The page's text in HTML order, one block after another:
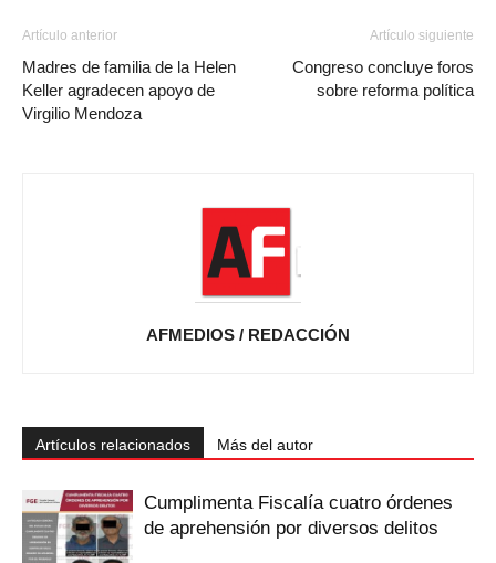
Artículo anterior
Madres de familia de la Helen
Keller agradecen apoyo de
Virgilio Mendoza
Artículo siguiente
Congreso concluye foros
sobre reforma política
AFMEDIOS / REDACCIÓN
Artículos relacionados Más del autor
Cumplimenta Fiscalía cuatro órdenes
de aprehensión por diversos delitos